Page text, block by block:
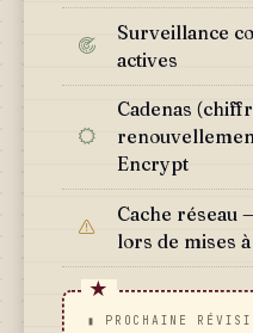
Surveillance
actives
Cadenas
Encrypt
Cache réseau
lors de mises
▮ PROCHAINE